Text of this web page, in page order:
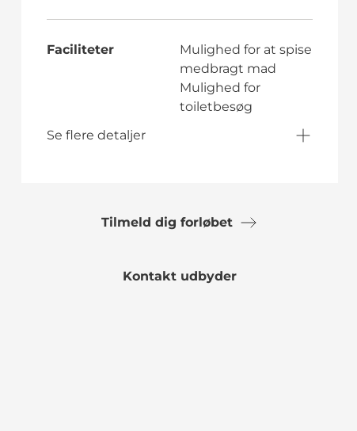
Faciliteter
Mulighed for at spise
medbragt mad
Mulighed for
toiletbesøg
Se flere detaljer
Tilmeld dig forløbet
Kontakt udbyder